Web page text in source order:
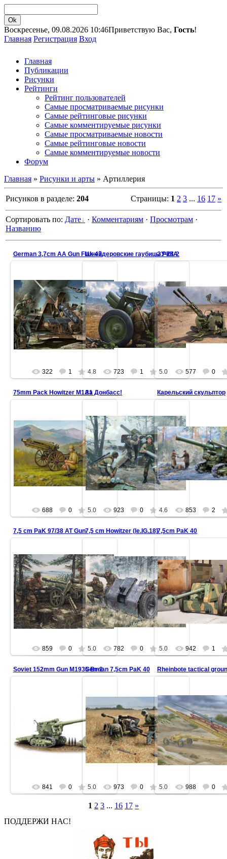
Воскресенье, 09.08.2026 10:46Приветствую Вас, Гость!
Главная Регистрация Вход
Главная
Публикации
Рисунки
Рейтинги
Рейтинг пользователей
Самые просматриваемые рисунки
Самые рейтинговые рисунки
Самые комментируемые рисунки
Самые просматриваемые новости
Самые рейтинговые новости
Самые комментируемые новости
Форум
Главная » Рисунки и арты » Артиллерия
Рисунков в разделе: 204 Страницы: 1 2 3 ... 16 17 »
Сортировать по: Дате · Комментариям · Просмотрам ·
Названию
German 3,7cm AA Gun Flak 43
322 1 4.8
Шнейдеровские гаубицы РККА
723 1 5.0
ЗУ-23-2
577 0
75mm Pack Howitzer M1A1
688 0 5.0
За Донбасс!
923 0 4.6
Карельский скульптор
853 2
7,5 cm PaK 97/38 AT Gun
859 0 5.0
7,5 cm Howitzer (le.IG.18)
782 0 5.0
7,5cm PaK 40
942 1
Soviet 152mm Gun M1935 Br-2
841 0 5.0
German 7,5cm PaK 40
973 0 5.0 988 0
1 2 3 ... 16 17 »
ПОДДЕРЖИ НАС!